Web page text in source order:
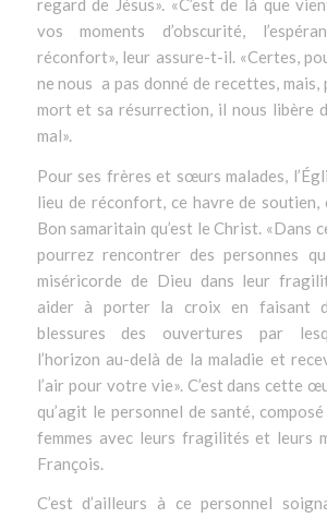
regard de Jésus». «C’est de là que
vos moments d’obscurité,
réconfort», leur assure-t-il. «Certes,
ne nous a pas donné de recettes, mais,
mort et sa résurrection, il nous libère
mal».
Pour ses frères et sœurs malades,
lieu de réconfort, ce havre de soutien,
Bon samaritain qu’est le Christ. «Dans
pourrez rencontrer des personnes
miséricorde de Dieu dans leur
aider à porter la croix en faisant
blessures des ouvertures par
l’horizon au-delà de la maladie et
l’air pour votre vie». C’est dans cette
qu’agit le personnel de santé, composé
femmes avec leurs fragilités et leurs
François.
C’est d’ailleurs à ce personnel